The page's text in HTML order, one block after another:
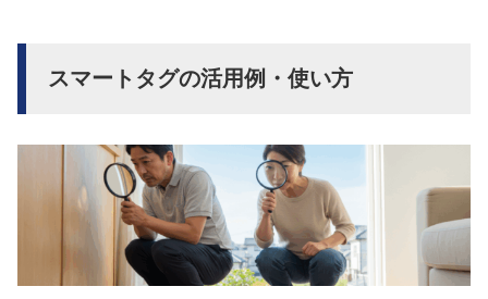
スマートタグの活用例・使い方